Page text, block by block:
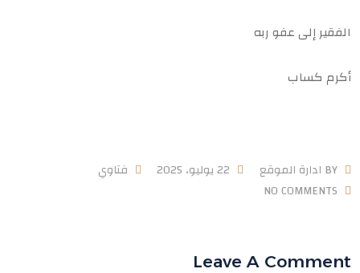
الفقير إلى عفو ربه
أكرم كساب
BY ادارة الموقع 22 يوليو، 2025
فتاوي
NO COMMENTS
Leave A Comment